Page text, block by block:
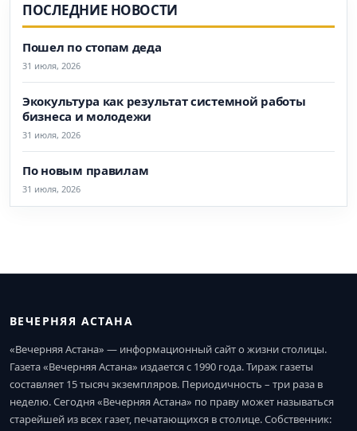
ПОСЛЕДНИЕ НОВОСТИ
Пошел по стопам деда
31 июля, 2026
Экокультура как результат системной работы
бизнеса и молодежи
31 июля, 2026
По новым правилам
31 июля, 2026
ВЕЧЕРНЯЯ АСТАНА
«Вечерняя Астана» — информационный сайт о жизни столицы.
Газета «Вечерняя Астана» издается с 1990 года. Тираж газеты
составляет 15 тысяч экземпляров. Периодичность – три раза в
неделю. Сегодня «Вечерняя Астана» по праву может называться
старейшей из всех газет, печатающихся в столице. Собственник: